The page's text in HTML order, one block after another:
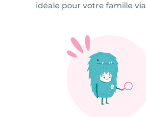
idéale pour votre famille